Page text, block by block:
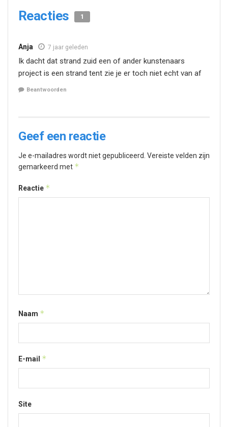
Reacties 1
Anja 7 jaar geleden
Ik dacht dat strand zuid een of ander kunstenaars
project is een strand tent zie je er toch niet echt van af
Beantwoorden
Geef een reactie
Je e-mailadres wordt niet gepubliceerd. Vereiste velden zijn
gemarkeerd met *
Reactie *
Naam *
E-mail *
Site